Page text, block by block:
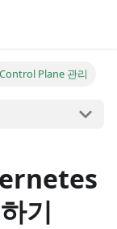
Control Plane 관리
기